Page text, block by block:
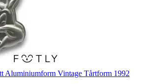
Aluminiumform Vintage Tårtform 1992